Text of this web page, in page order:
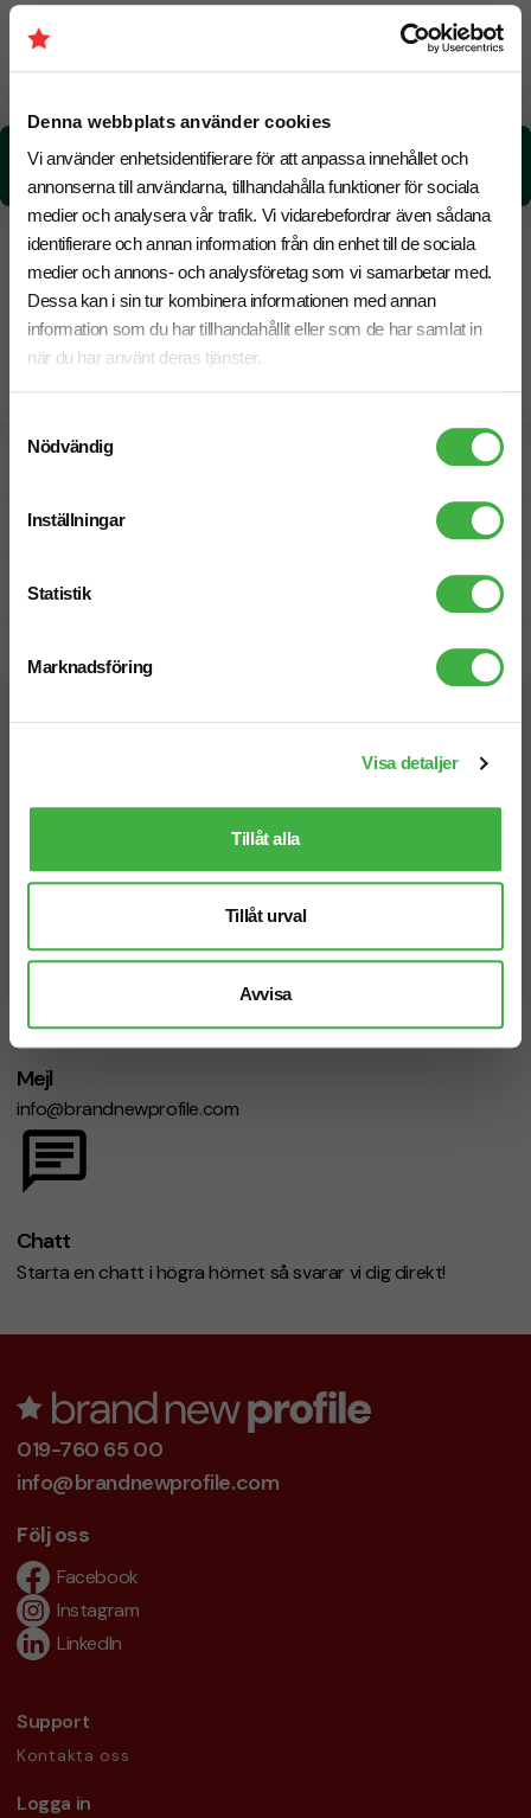
Denna webbplats använder cookies
Vi använder enhetsidentifierare för att anpassa innehållet och
annonserna till användarna, tillhandahålla funktioner för sociala
medier och analysera vår trafik. Vi vidarebefordrar även sådana
identifierare och annan information från din enhet till de sociala
medier och annons- och analysföretag som vi samarbetar med.
Dessa kan i sin tur kombinera informationen med annan
information som du har tillhandahållit eller som de har samlat in
när du har använt deras tjänster.
Nödvändig
Inställningar
Statistik
Marknadsföring
Visa detaljer
Tillåt alla
Tillåt urval
Avvisa
20 Augusti Beräknad leveranstid: 8 arbetsdagar
CO₂e -avtryck:
0.23 kg CO₂e / per styck
Designskiss inom 1 h
Fri offert
Prisgaranti
Telefon: 019-760 65 00
Mån-fre 08.30 - 17.00
Mejl
info@brandnewprofile.com
Chatt
Starta en chatt i högra hörnet så svarar vi dig direkt!
019-760 65 00
info@brandnewprofile.com
Följ oss
Facebook
Instagram
LinkedIn
Support
Kontakta oss
Logga in